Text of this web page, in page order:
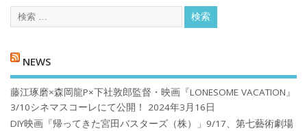
NEWS
藤江琢磨×森岡龍P×下社敦郎監督・映画『LONESOME VACATION』
3/10シネマスコーレにて公開！
2024年3月16日
DIY映画『帰ってきた宮田バスターズ（株）」9/17、第七藝術劇場